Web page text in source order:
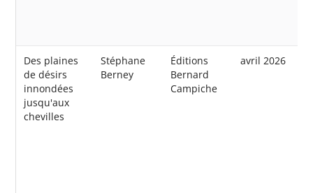
Des plaines
de désirs
innondées
jusqu'aux
chevilles
Stéphane
Berney
Éditions
Bernard
Campiche
avril 2026